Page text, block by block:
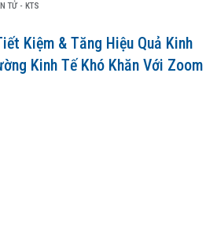
TỬ - KTS
Kiệm & Tăng Hiệu Quả Kinh
Kinh Tế Khó Khăn Với Zoom